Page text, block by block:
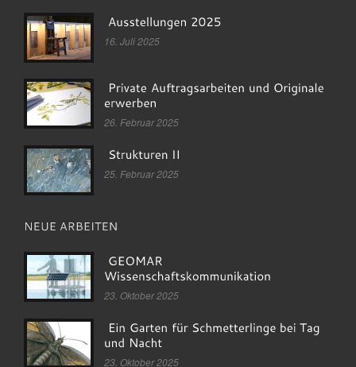
16. Juli 2025
26. Februar 2025
25. Februar 2025
23. Oktober 2025
23. Oktober 2025